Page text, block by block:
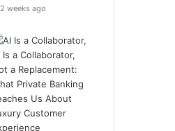
2 weeks ago